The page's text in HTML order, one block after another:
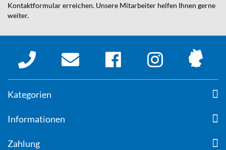
Kontaktformular erreichen. Unsere Mitarbeiter helfen Ihnen gerne
weiter.
Kategorien
Informationen
Zahlung